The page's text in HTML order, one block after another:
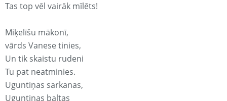
Tas top vēl vairāk mīlēts!
Miķelīšu mākonī,
vārds Vanese tinies,
Un tik skaistu rudeni
Tu pat neatminies.
Uguntiņas sarkanas,
Uguntiņas baltas